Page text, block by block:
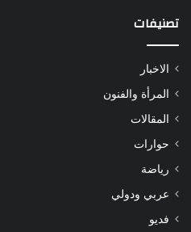
تصنيفات
الاخبار
المرأة والفنون
المقالات
حوارات
رياضة
عربي ودولي
فديو